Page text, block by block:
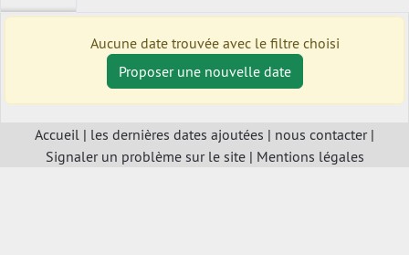
Aucune date trouvée avec le filtre choisi
Proposer une nouvelle date
Accueil | les dernières dates ajoutées | nous contacter|
Signaler un problème sur le site| Mentions légales